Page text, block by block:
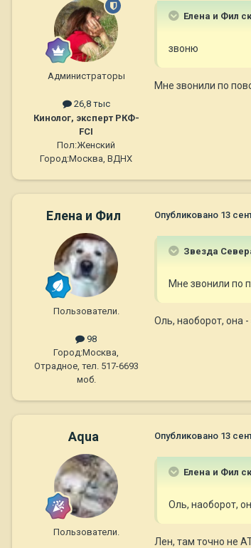
Администраторы
26,8 тыс
Кинолог, эксперт РКФ-
FCI
Пол:Женский
Город:Москва, ВДНХ
Елена и Фил
звоню
Мне звонили по
Елена и Фил
Пользователи.
98
Город:Москва,
Отрадное, тел. 517-6693
моб.
Опубликовано 13
Звезда
Мне звонили по
Оль, наоборот, она
Aqua
Пользователи.
Опубликовано 13
Елена и Фил
Оль, наоборот,
Лен, там точно не